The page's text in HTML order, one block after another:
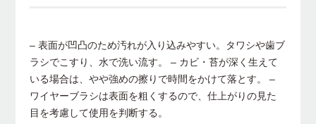
– 表面が凹凸のため汚れが入り込みやすい。タワシや歯ブ
ラシでこすり、水で洗い流す。 – カビ・苔が深く生えて
いる場合は、やや強めの擦りで時間をかけて落とす。 –
ワイヤーブラシは表面を粗くするので、仕上がりの見た
目を考慮して使用を判断する。